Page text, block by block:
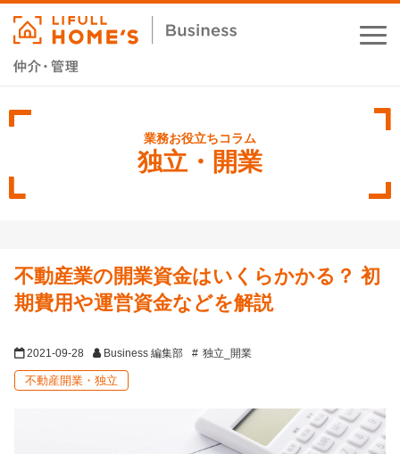
業務支援サービス
資料ダウンロード
独立・開業
不動産業の開業資金はいくらかかる？ 初
期費用や運営資金などを解説
2021-09-28 Business 編集部 独立_開業
不動産開業・独立